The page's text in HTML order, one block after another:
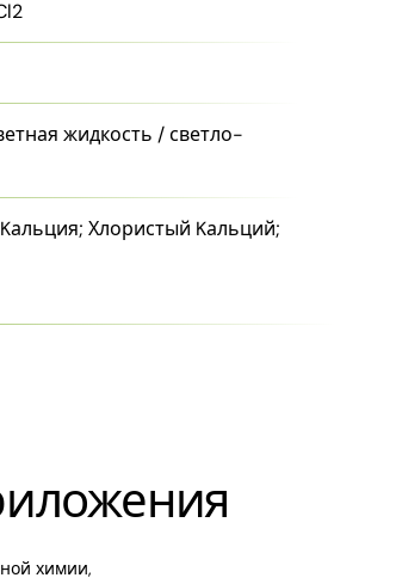
жидкость / светло-
Хлористый Kальций;
химии,